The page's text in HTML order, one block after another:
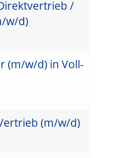
/
w/d)
(m/w/d) in Voll-
(m/w/d)